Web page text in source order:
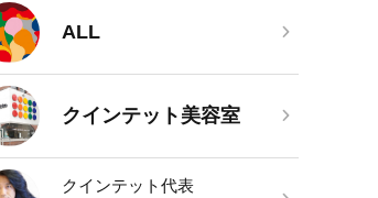
ALL
クインテット美容室
クインテット代表